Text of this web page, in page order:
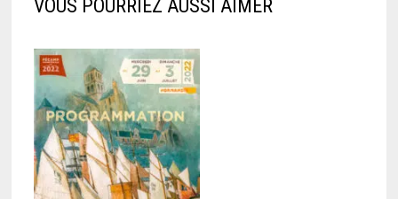
VOUS POURRIEZ AUSSI AIMER